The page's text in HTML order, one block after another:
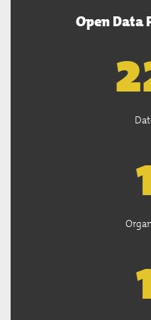
Open Data